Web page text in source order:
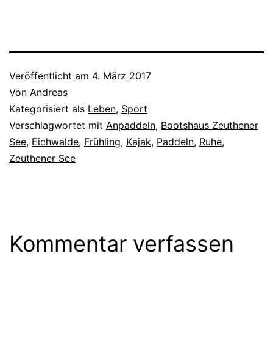
Veröffentlicht am 4. März 2017
Von Andreas
Kategorisiert als Leben, Sport
Verschlagwortet mit Anpaddeln, Bootshaus Zeuthener
See, Eichwalde, Frühling, Kajak, Paddeln, Ruhe,
Zeuthener See
Kommentar verfassen